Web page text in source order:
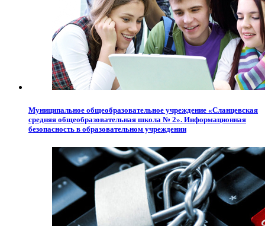
Муниципальное общеобразовательное учреждение «Сланцевская
средняя общеобразовательная школа № 2». Информационная
безопасность в образовательном учреждении